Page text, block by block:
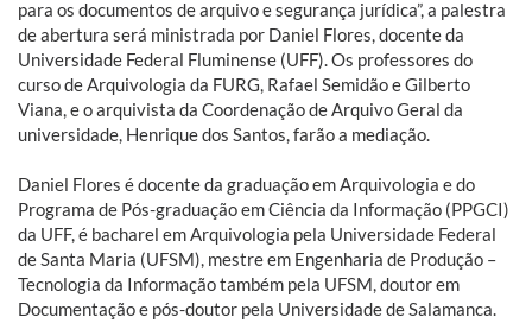
para os documentos de arquivo e segurança jurídica”, a palestra
de abertura será ministrada por Daniel Flores, docente da
Universidade Federal Fluminense (UFF). Os professores do
curso de Arquivologia da FURG, Rafael Semidão e Gilberto
Viana, e o arquivista da Coordenação de Arquivo Geral da
universidade, Henrique dos Santos, farão a mediação.
Daniel Flores é docente da graduação em Arquivologia e do
Programa de Pós-graduação em Ciência da Informação (PPGCI)
da UFF, é bacharel em Arquivologia pela Universidade Federal
de Santa Maria (UFSM), mestre em Engenharia de Produção –
Tecnologia da Informação também pela UFSM, doutor em
Documentação e pós-doutor pela Universidade de Salamanca.